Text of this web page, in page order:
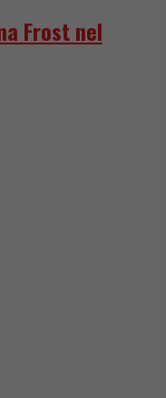
Frost nel